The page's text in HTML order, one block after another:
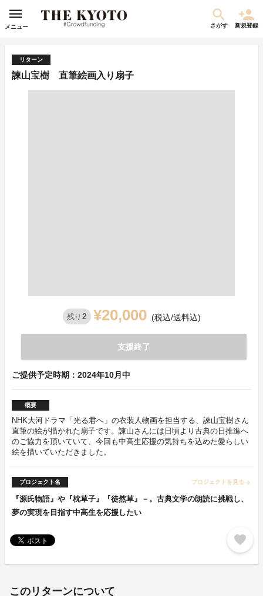
メニュー さがす 新規登録
リターン
諫山宝樹 直筆絵画入り扇子
残り 2 ¥20,000 (税込/送料込)
支援終了
ご提供予定時期：2024年10月中
概要
NHK大河ドラマ「光る君へ」の衣装人物画を担当する、諫山宝樹さん
直筆の絵が描かれた扇子です。諫山さんには日頃より古典の日推進へ
のご協力を頂いていて、今回も中高生応援の気持ちを込めた愛らしい
絵を描いていただきました。
プロジェクト名 プロジェクトを見る arrow_forward
『源氏物語』や『枕草子』『徒然草』－。古典文学の朗読に挑戦し、
夢の実現を目指す中高生を応援したい
favorite
このリターンについて